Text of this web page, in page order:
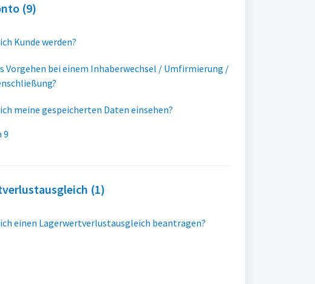
(9)
Kunde werden?
Vorgehen bei einem Inhaberwechsel / Umfirmierung /
meine gespeicherten Daten einsehen?
9
(1)
einen Lagerwertverlustausgleich beantragen?